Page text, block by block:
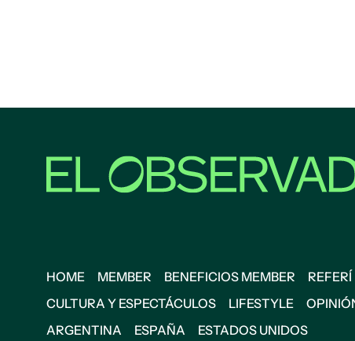
HOME MEMBER BENEFICIOS MEMBER REFERÍ
CULTURA Y ESPECTÁCULOS
LIFESTYLE
ARGENTINA
ESPAÑA ESTADOS UNIDOS